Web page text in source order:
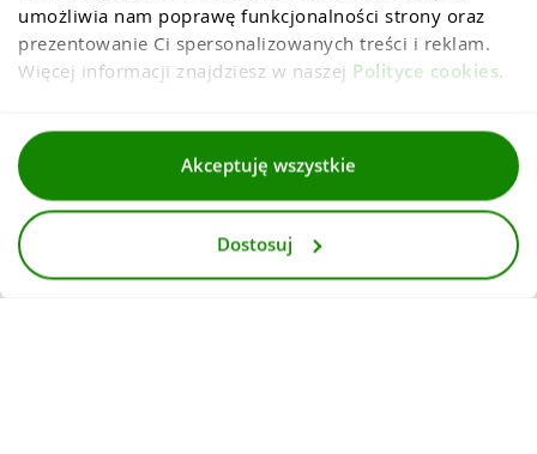
umożliwia nam poprawę funkcjonalności strony oraz
prezentowanie Ci spersonalizowanych treści i reklam.
Więcej informacji znajdziesz w naszej Polityce cookies.
Akceptuję wszystkie
Dostosuj
Regulaminy
Dla mediów